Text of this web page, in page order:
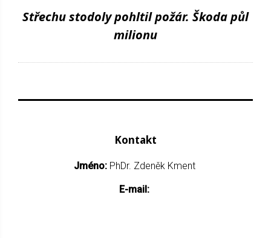
Střechu stodoly pohltil požár. Škoda půl
milionu
Kontakt
Jméno: PhDr. Zdeněk Kment
E-mail: